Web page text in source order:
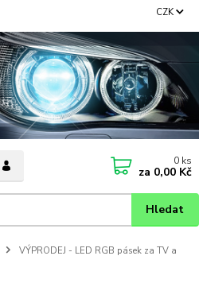
CZK
Hledat
0 ks
za 0,00 Kč
VÝPRODEJ - LED RGB pásek za TV a